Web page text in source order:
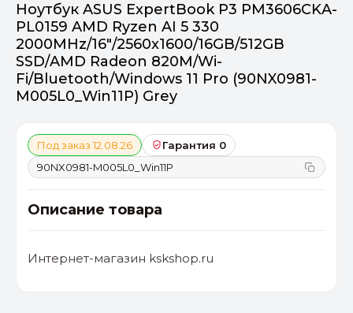
Ноутбук ASUS ExpertBook P3 PM3606CKA-
PL0159 AMD Ryzen AI 5 330
2000MHz/16"/2560x1600/16GB/512GB
SSD/AMD Radeon 820M/Wi-
Fi/Bluetooth/Windows 11 Pro (90NX0981-
M005L0_Win11P) Grey
Под заказ 12.08.26
Гарантия 0
90NX0981-M005L0_Win11P
Описание товара
Интернет-магазин kskshop.ru